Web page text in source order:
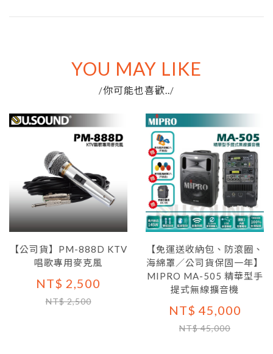
YOU MAY LIKE
/你可能也喜歡../
【公司貨】PM-888D KTV
唱歌專用麥克風
NT$ 2,500
NT$ 2,500
【免運送收納包、防滾圈、
海綿罩／公司貨保固一年】
MIPRO MA-505 精華型手
提式無線擴音機
NT$ 45,000
NT$ 45,000